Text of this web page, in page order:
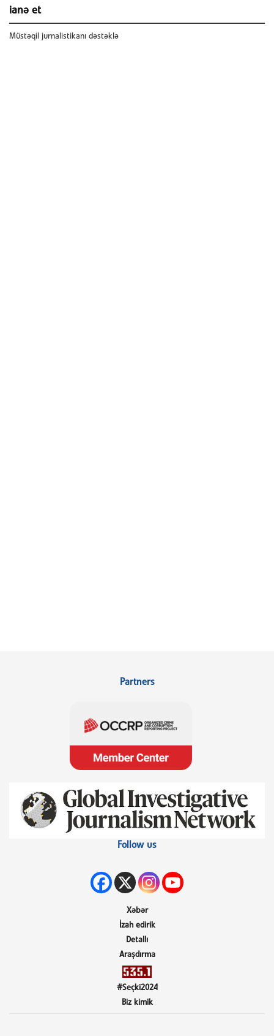
ianə et
Müstəqil jurnalistikanı dəstəklə
Partners
Follow us
Xəbər
İzah edirik
Detallı
Araşdırma
#Seçki2024
Biz kimik